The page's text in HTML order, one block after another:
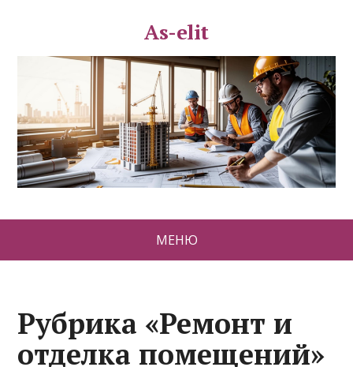
As-elit
МЕНЮ
Рубрика «Ремонт и
отделка помещений»